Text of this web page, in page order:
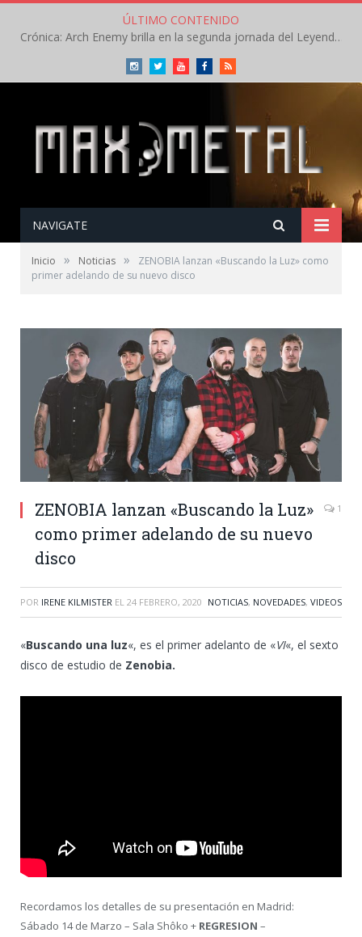
ÚLTIMO CONTENIDO
Crónica: Arch Enemy brilla en la segunda jornada del Leyendas del Rock – Jueves – Agosto 2026
InstagramTwitterYoutubeFacebookRSS
NAVIGATE
Inicio » Noticias »
ZENOBIA lanzan «Buscando la Luz» como
primer adelando de su nuevo disco
ZENOBIA lanzan «Buscando la Luz»
como primer adelando de su nuevo
disco
1
POR IRENE KILMISTER EL 24 FEBRERO, 2020 NOTICIAS, NOVEDADES, VIDEOS
«Buscando una luz«, es el primer adelanto de «VI«, el sexto
disco de estudio de Zenobia.
Recordamos los detalles de su presentación en Madrid:
Sábado 14 de Marzo – Sala Shôko + REGRESION –